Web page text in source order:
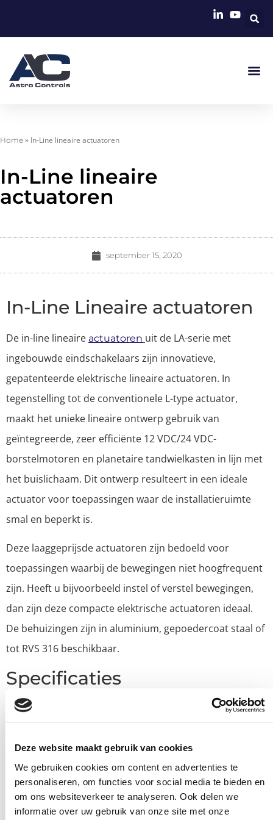
Deze website maakt gebruik van cookies
We gebruiken cookies om content en advertenties te
personaliseren, om functies voor social media te bieden en
om ons websiteverkeer te analyseren. Ook delen we
informatie over uw gebruik van onze site met onze
Home » In-Line lineaire actuatoren
In-Line lineaire
actuatoren
september 15, 2020
In-Line Lineaire actuatoren
De in-line lineaire actuatoren uit de LA-serie met
ingebouwde eindschakelaars zijn innovatieve,
gepatenteerde elektrische lineaire actuatoren. In
tegenstelling tot de conventionele L-type actuator,
maakt het unieke lineaire ontwerp gebruik van
geïntegreerde, zeer efficiënte 12 VDC/24 VDC-
borstelmotoren en planetaire tandwielkasten in lijn met
het buislichaam. Dit ontwerp resulteert in een ideale
actuator voor toepassingen waar de installatieruimte
smal en beperkt is.
Deze laaggeprijsde actuatoren zijn bedoeld voor
toepassingen waarbij de bewegingen niet hoogfrequent
zijn. Heeft u bijvoorbeeld instel of verstel bewegingen,
dan zijn deze compacte elektrische actuatoren ideaal.
De behuizingen zijn in aluminium, gepoedercoat staal of
tot RVS 316 beschikbaar.
Specificaties
De in-line lineaire actuatoren van de LA-serie hebben
mm diameters. De actuatoren zijn in staat om lasten van
100N tot 6000N te heffen, te laten zakken, te heffen, te
duwen en te trekken. De hoogste snelheid is 55 mm/s
met slaglengtes van 50 mm tot 400 mm. Op verzoek kan